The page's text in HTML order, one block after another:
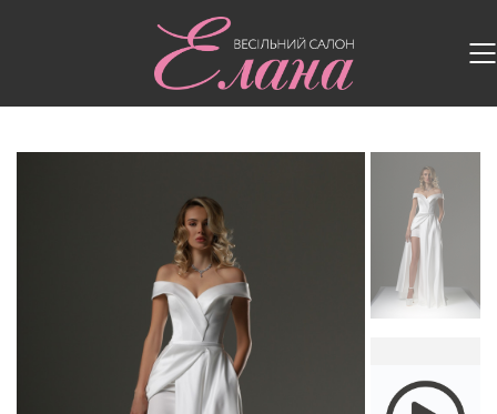
Весільні сукні/